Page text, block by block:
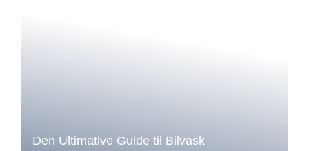
Den Ultimative Guide til Bilvask